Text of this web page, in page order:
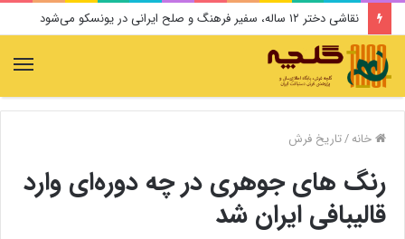
نقاشی دختر ۱۲ ساله، سفیر فرهنگ و صلح ایرانی در یونسکو می‌شود
خانه/تاریخ فرش
رنگ های جوهری در چه دوره‌ای وارد
قالیبافی ایران شد